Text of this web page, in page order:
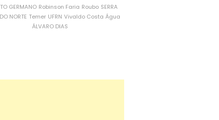
GERMANO Robinson Faria Roubo SERRA
NORTE Temer UFRN Vivaldo Costa Água
ÁLVARO DIAS